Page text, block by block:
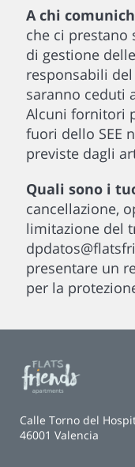
A chi
che ci prestano
di gestione
responsabili
saranno ceduti
Alcuni fornitori
fuori dello SEE
previste dagli
Quali sono i
cancellazione,
limitazione del
presentare un
per la
Calle Torno del
46001 Valencia